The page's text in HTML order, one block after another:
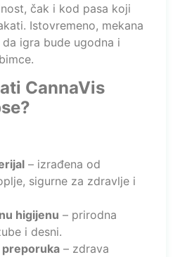
čak i kod pasa koji
Istovremeno, mekana
igra bude ugodna i
CannaVis
– izrađena od
sigurne za zdravlje i
higijenu – prirodna
i desni.
– zdrava